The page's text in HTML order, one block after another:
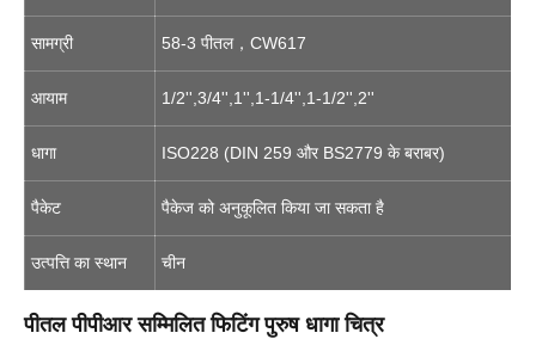
सामग्री 58-3 पीतल，CW617
आयाम 1/2'',3/4'',1'',1-1/4'',1-1/2'',2''
धागा ISO228 (DIN 259 और BS2779 के बराबर)
पैकेट पैकेज को अनुकूलित किया जा सकता है
उत्पत्ति का स्थान चीन
पीतल पीपीआर सम्मिलित फिटिंग पुरुष धागा चित्र